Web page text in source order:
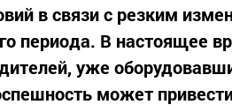
в связи с резким
периода. В настоящее
уже
может